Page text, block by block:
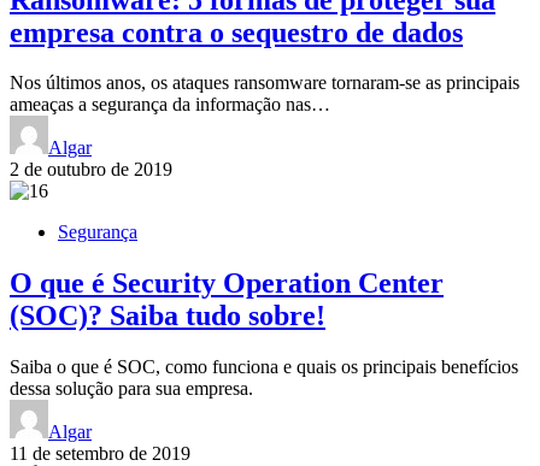
empresa contra o sequestro de dados
Nos últimos anos, os ataques ransomware tornaram-se as principais
ameaças a segurança da informação nas…
Algar
2 de outubro de 2019
Segurança
O que é Security Operation Center
(SOC)? Saiba tudo sobre!
Saiba o que é SOC, como funciona e quais os principais benefícios
dessa solução para sua empresa.
Algar
11 de setembro de 2019